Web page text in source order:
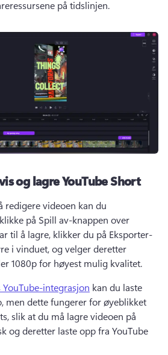
på tidslinjen.
og lagre YouTube Short
redigere videoen kan du
på Spill av-knappen over
til å lagre, klikker du på Eksporter-
i vinduet, og velger deretter
1080p for høyest mulig kvalitet.
integrasjon kan du laste
men dette fungerer for øyeblikket
slik at du må lagre videoen på
og deretter laste opp fra YouTube